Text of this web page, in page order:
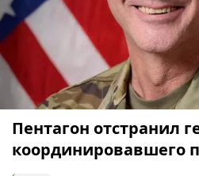
Пентагон отстранил
координировавшего